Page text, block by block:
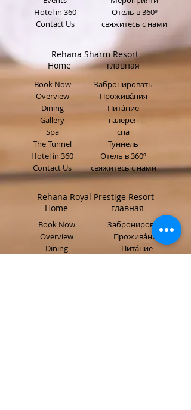
Book Now
Overview
Dining
Gallery
Spa
The Tunnel
Hotel in 360
Contact Us
Book Now
Overview
Dining
Hotel in 360
Contact Us
Отель в 360º
свяжитесь с нами
Rehana Sharm Resort
Home главная
Rehana Royal Prestige Resort
Home главная
Забронировать
Прожива́ния
Пита́ние
Забронировать
Прожива́ния
Пита́ние
галерея
спа
Туннель
Отель в 360º
свяжитесь с нами